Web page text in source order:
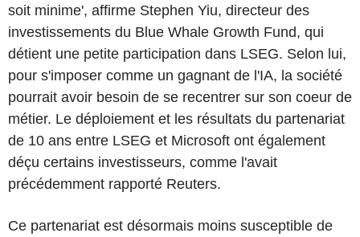
soit minime', affirme Stephen Yiu, directeur des
investissements du Blue Whale Growth Fund, qui
détient une petite participation dans LSEG. Selon lui,
pour s'imposer comme un gagnant de l'IA, la société
pourrait avoir besoin de se recentrer sur son coeur de
métier. Le déploiement et les résultats du partenariat
de 10 ans entre LSEG et Microsoft ont également
déçu certains investisseurs, comme l'avait
précédemment rapporté Reuters.
Ce partenariat est désormais moins susceptible de